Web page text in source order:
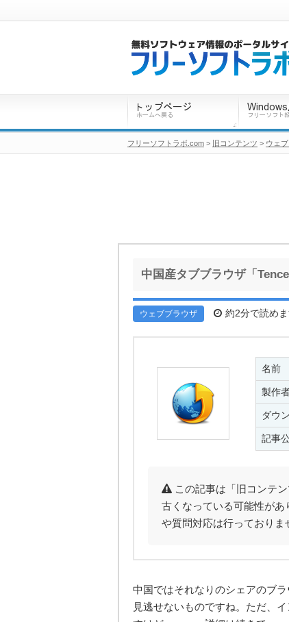
中国産タブブラウザ「
ウェブブラウザ 約2分で読め
名前
製作
ダウ
記事
この記事は「旧コンテ
古くなっている可能性があ
や質問対応は行っておりま
中国ではそれなりのシェアのブ
見逃せないものですね。ただ、
フリーソフトラボ.com > 旧コンテンツ > ウェ